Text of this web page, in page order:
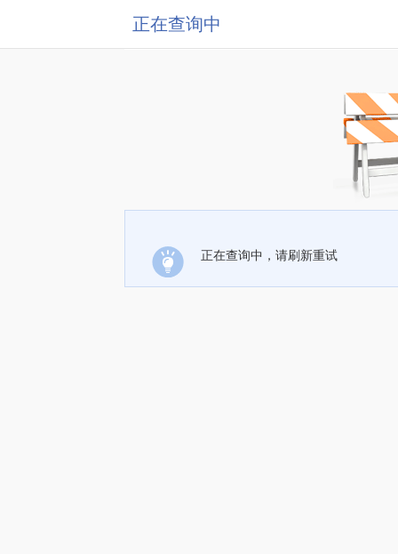
正在查询中
正在查询中，请刷新重试